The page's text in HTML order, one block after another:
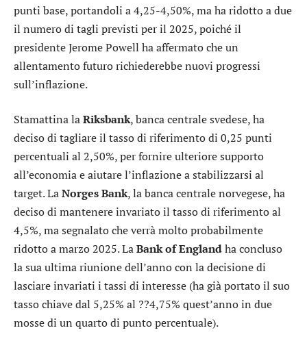
punti base, portandoli a 4,25-4,50%, ma ha ridotto a due
il numero di tagli previsti per il 2025, poiché il
presidente Jerome Powell ha affermato che un
allentamento futuro richiederebbe nuovi progressi
sull’inflazione.
Stamattina laRiksbank, banca centrale svedese, ha
deciso di tagliare il tasso di riferimento di 0,25 punti
percentuali al 2,50%, per fornire ulteriore supporto
all’economia e aiutare l’inflazione a stabilizzarsi al
target. LaNorges Bank, la banca centrale norvegese, ha
deciso di mantenere invariato il tasso di riferimento al
4,5%, ma segnalato che verrà molto probabilmente
ridotto a marzo 2025. LaBank of Englandha concluso
la sua ultima riunione dell’anno con la decisione di
lasciare invariati i tassi di interesse (ha già portato il suo
tasso chiave dal 5,25% al ??4,75% quest’anno in due
mosse di un quarto di punto percentuale).